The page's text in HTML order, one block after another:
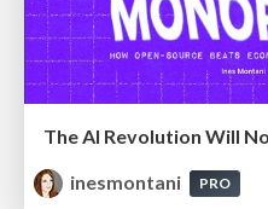
inesmontani
PRO